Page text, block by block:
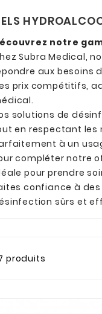
notre
Subra Medical,
aux besoins
prix compétitifs,
solutions de
en respectant les
à un
compléter notre
pour prendre
confiance à
sûrs et
produits